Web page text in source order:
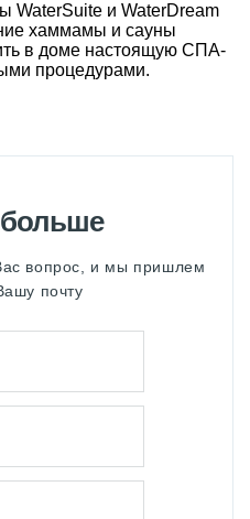
WaterSuite и WaterDream
хаммамы и сауны
в доме настоящую СПА-
процедурами.
вопрос, и мы пришлем
почту